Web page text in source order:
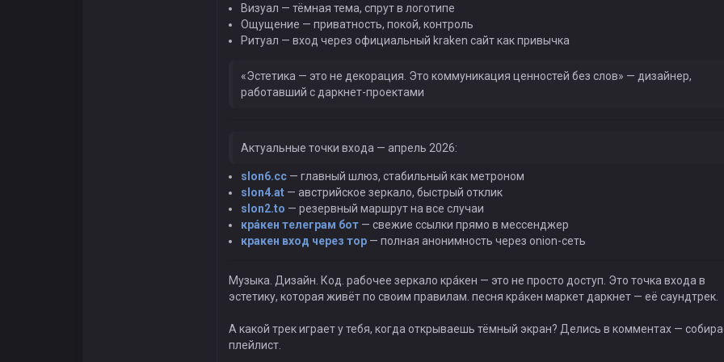
Визуал — тёмная тема, спрут в логотипе
Ощущение — приватность, покой, контроль
Ритуал — вход через официальный kraken сайт как привычка
«Эстетика — это не декорация. Это коммуникация ценностей без слов» — дизайнер,
работавший с даркнет-проектами
Актуальные точки входа — апрель 2026:
slon6.cc — главный шлюз, стабильный как метроном
slon4.at — австрийское зеркало, быстрый отклик
slon2.to — резервный маршрут на все случаи
крáкен телеграм бот — свежие ссылки прямо в мессенджер
кракен вход через тор — полная анонимность через onion-сеть
Музыка. Дизайн. Код. рабочее зеркало крáкен — это не просто доступ. Это точка входа в
эстетику, которая живёт по своим правилам. песня крáкен маркет даркнет — её саундтрек.
А какой трек играет у тебя, когда открываешь тёмный экран? Делись в комментах —
плейлист.